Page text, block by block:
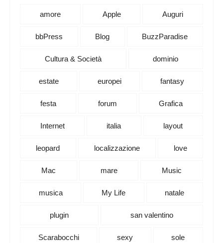
amore Apple Auguri
bbPress Blog BuzzParadise
Cultura & Società dominio
estate europei fantasy
festa forum Grafica
Internet italia layout
leopard localizzazione love
Mac mare Music
musica My Life natale
plugin san valentino
Scarabocchi sexy sole